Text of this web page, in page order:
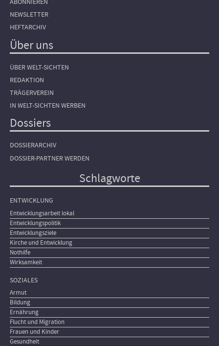
NEWSLETTER
HEFTARCHIV
Über uns
ÜBER WELT-SICHTEN
REDAKTION
TRÄGERVEREIN
IN WELT-SICHTEN WERBEN
Dossiers
DOSSIERARCHIV
DOSSIER-PARTNER WERDEN
Schlagworte
ENTWICKLUNG
Entwicklungsarbeit lokal
Entwicklungspolitik
Entwicklungsziele
Kirche und Entwicklung
Nothilfe
Wirksamkeit
SOZIALES
Armut
Bildung
Ernährung
Flucht und Migration
Frauen und Kinder
Gesundheit